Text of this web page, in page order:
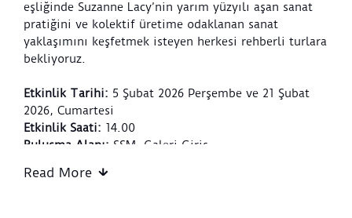
eşliğinde Suzanne Lacy’nin yarım yüzyılı aşan sanat
pratiğini ve kolektif üretime odaklanan sanat
yaklaşımını keşfetmek isteyen herkesi rehberli turlara
bekliyoruz.
Etkinlik Tarihi: 5 Şubat 2026 Perşembe ve 21 Şubat
2026, Cumartesi
Etkinlik Saati: 14.00
Buluşma Alanı: SSM, Galeri Giriş
*Etkinlik yaklaşık 45 dakika sürecektir.
Read More